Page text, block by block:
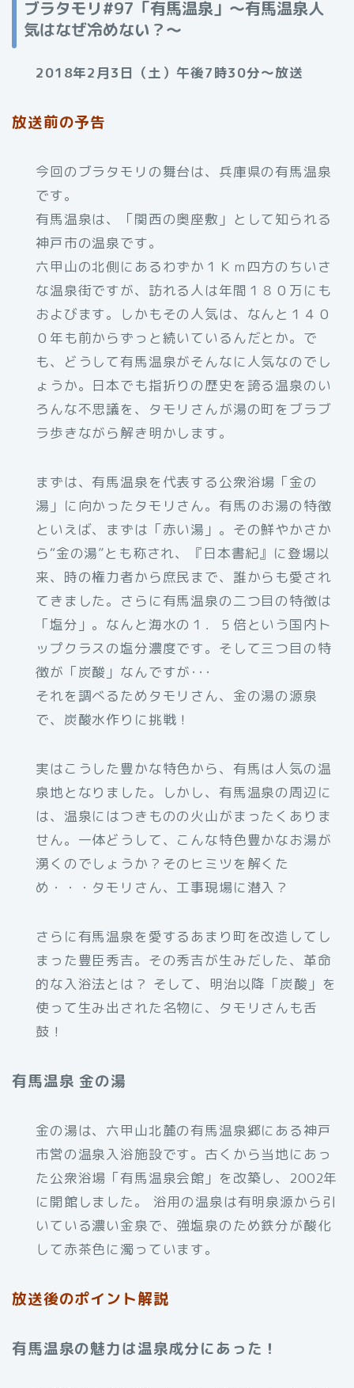
ブラタモリ#97「有馬温泉」～有馬温泉人
気はなぜ冷めない？～
2018年2月3日（土）午後7時30分～放送
放送前の予告
今回のブラタモリの舞台は、兵庫県の有馬温泉
です。
有馬温泉は、「関西の奥座敷」として知られる
神戸市の温泉です。
六甲山の北側にあるわずか１Ｋｍ四方のちいさ
な温泉街ですが、訪れる人は年間１８０万にも
およびます。しかもその人気は、なんと１４０
０年も前からずっと続いているんだとか。で
も、どうして有馬温泉がそんなに人気なのでし
ょうか。日本でも指折りの歴史を誇る温泉のい
ろんな不思議を、タモリさんが湯の町をブラブ
ラ歩きながら解き明かします。
まずは、有馬温泉を代表する公衆浴場「金の
湯」に向かったタモリさん。有馬のお湯の特徴
といえば、まずは「赤い湯」。その鮮やかさか
ら“金の湯”とも称され、『日本書紀』に登場以
来、時の権力者から庶民まで、誰からも愛され
てきました。さらに有馬温泉の二つ目の特徴は
「塩分」。なんと海水の１．５倍という国内ト
ップクラスの塩分濃度です。そして三つ目の特
徴が「炭酸」なんですが･･･
それを調べるためタモリさん、金の湯の源泉
で、炭酸水作りに挑戦！
実はこうした豊かな特色から、有馬は人気の温
泉地となりました。しかし、有馬温泉の周辺に
は、温泉にはつきものの火山がまったくありま
せん。一体どうして、こんな特色豊かなお湯が
湧くのでしょうか？そのヒミツを解くた
め・・・タモリさん、工事現場に潜入？
さらに有馬温泉を愛するあまり町を改造してし
まった豊臣秀吉。その秀吉が生みだした、革命
的な入浴法とは？ そして、明治以降「炭酸」を
使って生み出された名物に、タモリさんも舌
鼓！
有馬温泉 金の湯
金の湯は、六甲山北麓の有馬温泉郷にある神戸
市営の温泉入浴施設です。古くから当地にあっ
た公衆浴場「有馬温泉会館」を改築し、2002年
に開館しました。 浴用の温泉は有明泉源から引
いている濃い金泉で、強塩泉のため鉄分が酸化
して赤茶色に濁っています。
放送後のポイント解説
有馬温泉の魅力は温泉成分にあった！